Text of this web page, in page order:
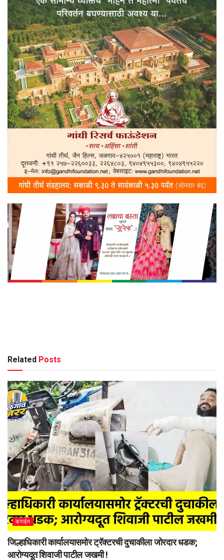
Related Posts
क्राईम
जिल्हाधिकारी कार्यालयासमोर ट्रॅक्टरची दुचाकीला जोरदार धडक;
आरोग्यदूत शिवाजी पाटील जखमी !